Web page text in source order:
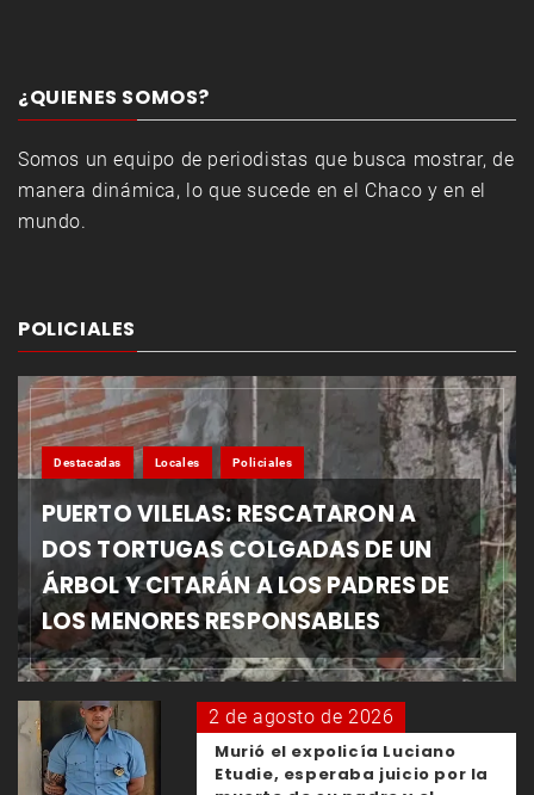
¿QUIENES SOMOS?
Somos un equipo de periodistas que busca mostrar, de
manera dinámica, lo que sucede en el Chaco y en el
mundo.
POLICIALES
Destacadas Locales Policiales
PUERTO VILELAS: RESCATARON A
DOS TORTUGAS COLGADAS DE UN
ÁRBOL Y CITARÁN A LOS PADRES DE
LOS MENORES RESPONSABLES
2 de agosto de 2026
Murió el expolicía Luciano
Etudie, esperaba juicio por la